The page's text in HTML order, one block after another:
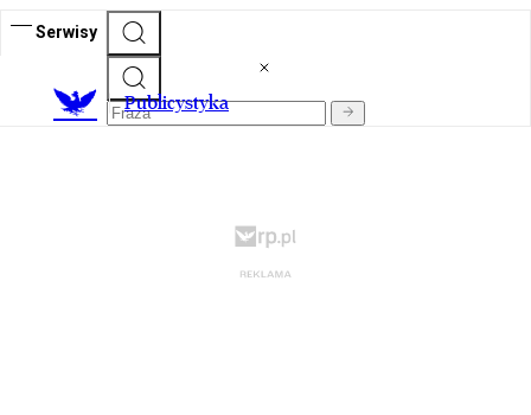
Serwisy
Publicystyka